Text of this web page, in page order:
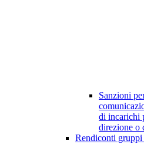
Sanzioni
di incarichi
direzione o
Rendiconti